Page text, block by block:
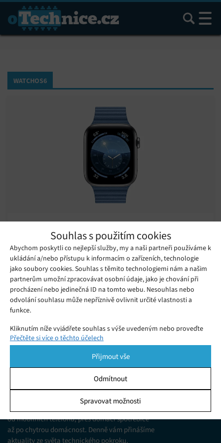
Souhlas s použitím cookies
Abychom poskytli co nejlepší služby, my a naši partneři používáme k
ukládání a/nebo přístupu k informacím o zařízeních, technologie
jako soubory cookies. Souhlas s těmito technologiemi nám a našim
partnerům umožní zpracovávat osobní údaje, jako je chování při
procházení nebo jedinečná ID na tomto webu. Nesouhlas nebo
odvolání souhlasu může nepříznivě ovlivnit určité vlastnosti a
funkce.
Kliknutím níže vyjádřete souhlas s výše uvedeným nebo proveďte
podrobnější rozhodnutí. Vaše volby budou použity pouze na tomto
pomocí přepínačů v Zásadách cookies nebo kliknutím na tlačítko
Spravovat souhlas ve spodní části obrazovky.
Ukládání a/nebo přístup k informacím v zařízení, Porozumění
publiku prostřednictvím statistik nebo kombinací údajů z
různých zdrojů.
Přečtěte si více o těchto účelech
Přijmout vše
Odmítnout
Spravovat možnosti
Hledat
WATCHOS6
Watch mazat předinstalované aplikace
Středa 19. 06. 2019 Redakce
Chystaný watchOS 6 umožní uživatelům chytrých hodinek
Apple Watch mazat nativní aplikace.
Jsme web zajímající se o technologické novinky
od mobilních telefonů, přes domácí spotřebiče
až po chytrou domácnost. Denně vám přinášíme
aktuality ze světa technického pokroku,